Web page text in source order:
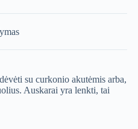
su curkonio akutėmis arba,
Auskarai yra lenkti, tai